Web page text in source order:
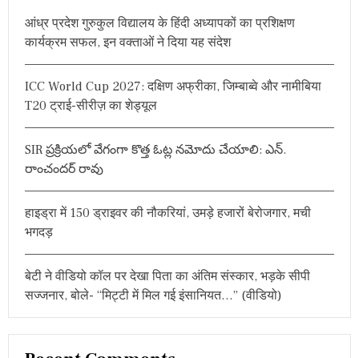
आंध्र प्रदेश गुरुकुल विद्यालय के हिंदी अध्यापकों का प्रशिक्षण
कार्यक्रम सफल, इन वक्ताओं ने दिया यह संदेश
ICC World Cup 2027: दक्षिण अफ्रीका, जिम्बाब्वे और नामीबिया
T20 ट्राई-सीरीज़ का शेड्यूल
SIR ప్రక్రియలో వేగంగా కొత్త ఓట్ల నమోదు చేయాలి: ఎన్.
రాంచందర్ రావు
हाइड्रा में 150 ड्राइवर की नौकरियां, उमड़े हजारों बेरोजगार, मची
भगदड़
बेटी ने वीडियो कॉल पर देखा पिता का अंतिम संस्कार, भड़के सीपी
सज्जनार, बोले- “मिट्टी में मिल गई इंसानियत…” (वीडियो)